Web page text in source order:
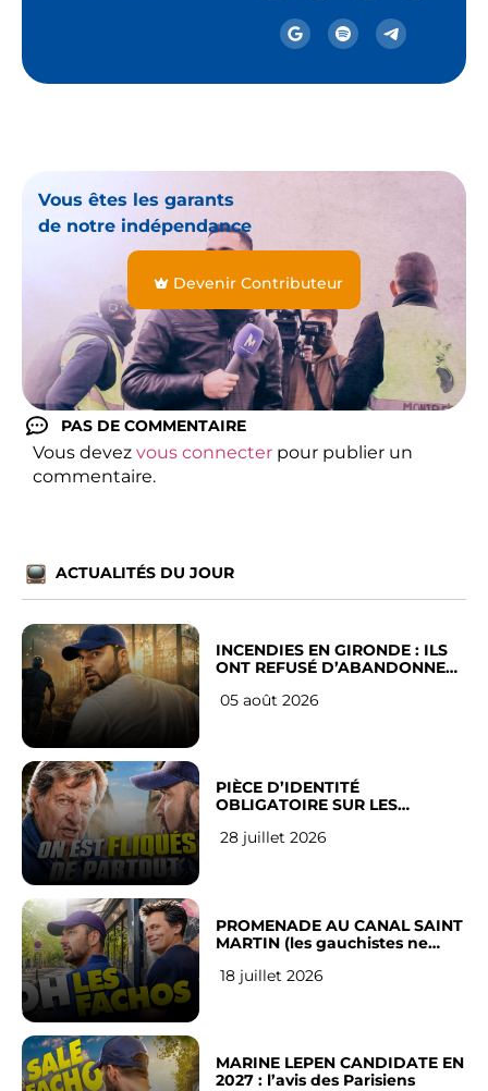
Vous êtes les garants
de notre indépendance
Devenir Contributeur
PAS DE COMMENTAIRE
Vous devez vous connecter pour publier un
commentaire.
ACTUALITÉS DU JOUR
INCENDIES EN GIRONDE : ILS
ONT REFUSÉ D’ABANDONNER
05 août 2026
PIÈCE D’IDENTITÉ
OBLIGATOIRE SUR LES
Français
28 juillet 2026
PROMENADE AU CANAL SAINT
MARTIN (les gauchistes ne
18 juillet 2026
MARINE LEPEN CANDIDATE EN
2027 : l’avis des Parisiens